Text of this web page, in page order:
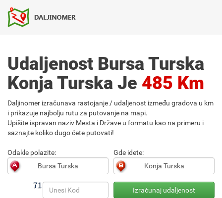
Udaljenost Bursa Turska
Konja Turska Je 485 Km
Daljinomer izračunava rastojanje / udaljenost između gradova u km
i prikazuje najbolju rutu za putovanje na mapi.
Upišite ispravan naziv Mesta i Države u formatu kao na primeru i
saznajte koliko dugo ćete putovati!
Odakle polazite: Gde idete: